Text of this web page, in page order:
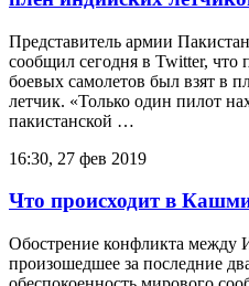
Представитель армии
сообщил сегодня в Twitter,
боевых самолетов был взят в
летчик. «Только один пилот
пакистанской …
16:30, 27 фев 2019
Что происходит в
Обострение конфликта между
произошедшее за последние